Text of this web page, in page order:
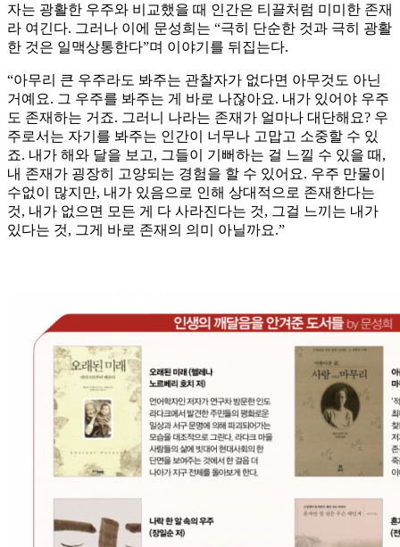
자는 광활한 우주와 비교했을 때 인간은 티끌처럼 미미한 존재
라 여긴다. 그러나 이에 문성희는 “극히 단순한 것과 극히 광활
한 것은 일맥상통한다”며 이야기를 뒤집는다.
“아무리 큰 우주라도 봐주는 관찰자가 없다면 아무것도 아닌
거예요. 그 우주를 봐주는 게 바로 나잖아요. 내가 있어야 우주
도 존재하는 거죠. 그러니 나라는 존재가 얼마나 대단해요? 우
주로서는 자기를 봐주는 인간이 너무나 고맙고 소중할 수 있
죠. 내가 해와 달을 보고, 그들이 기뻐하는 걸 느낄 수 있을 때,
내 존재가 굉장히 고양되는 경험을 할 수 있어요. 우주 만물이
수없이 많지만, 내가 있음으로 인해 상대적으로 존재한다는
것, 내가 없으면 모든 게 다 사라진다는 것, 그걸 느끼는 내가
있다는 것, 그게 바로 존재의 의미 아닐까요.”